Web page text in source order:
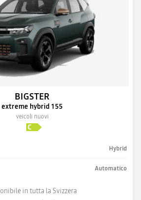
BIGSTER
extreme hybrid 155
veicoli nuovi
Hybrid
Automatico
in tutta la Svizzera